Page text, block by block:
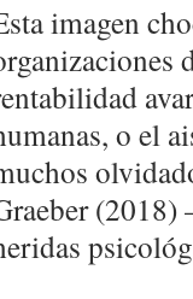
imagen
o el
(2018)